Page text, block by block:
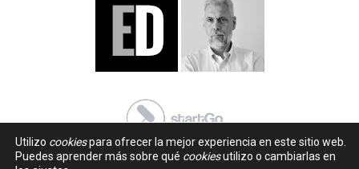
Utilizo cookiespara ofrecer la mejor experiencia en este sitio web.
Puedes aprender más sobre qué cookiesutilizo o cambiarlas en